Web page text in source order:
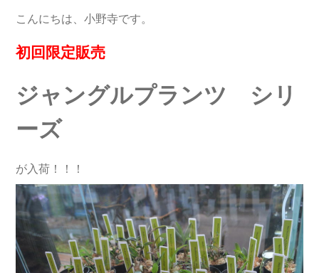
こんにちは、小野寺です。
初回限定販売
ジャングルプランツ シリ
ーズ
が入荷！！！